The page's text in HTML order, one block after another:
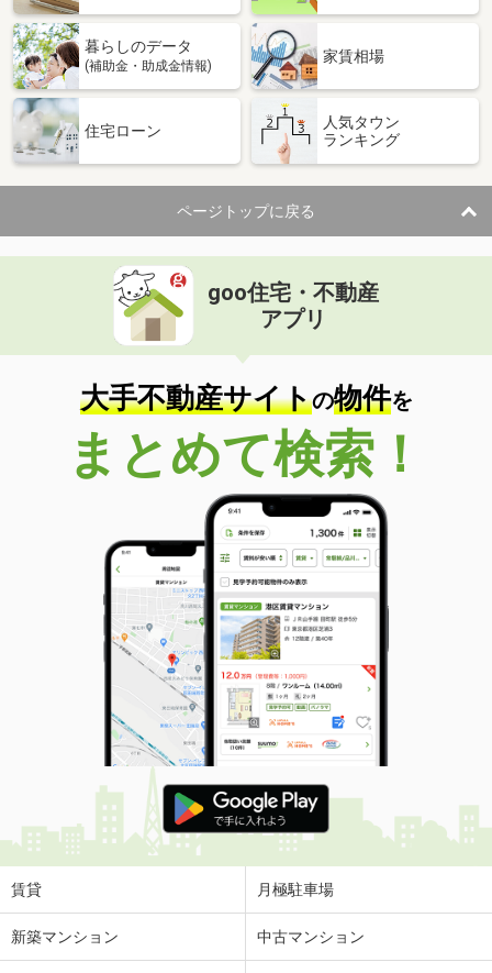
暮らしのデータ
(補助金・助成金情報)
家賃相場
住宅ローン
人気タウン
ランキング
ページトップに戻る
goo住宅・不動産
アプリ
大手不動産サイトの物件を
まとめて検索！
賃貸 月極駐車場
新築マンション 中古マンション